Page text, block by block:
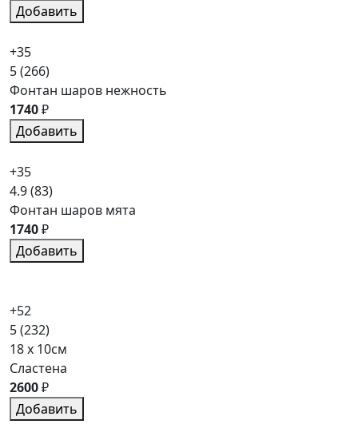
Добавить
+35
5(266)
Фонтан шаров нежность
1740₽
Добавить
+35
4.9(83)
Фонтан шаров мята
1740₽
Добавить
+52
5(232)
18 x 10см
Сластена
2600₽
Добавить